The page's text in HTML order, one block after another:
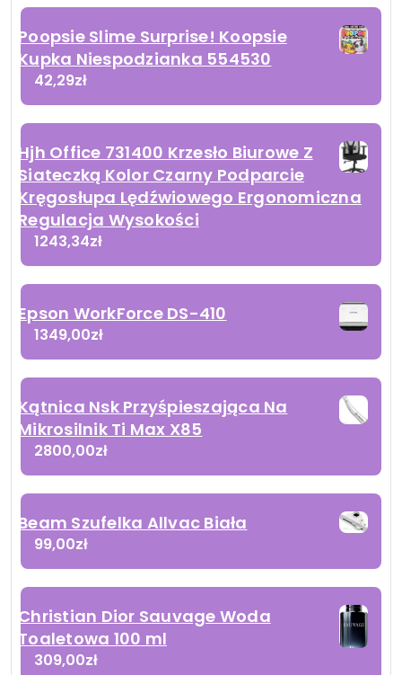
Poopsie Slime Surprise! Koopsie
Kupka Niespodzianka 554530
42,29zł
Hjh Office 731400 Krzesło Biurowe Z
Siateczką Kolor Czarny Podparcie
Kręgosłupa Lędźwiowego Ergonomiczna
Regulacja Wysokości
1243,34zł
Epson WorkForce DS-410
1349,00zł
Kątnica Nsk Przyśpieszająca Na
Mikrosilnik Ti Max X85
2800,00zł
Beam Szufelka Allvac Biała
99,00zł
Christian Dior Sauvage Woda
Toaletowa 100 ml
309,00zł